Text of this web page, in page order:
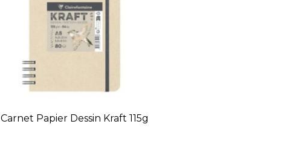
Carnet Papier Dessin Kraft 115g